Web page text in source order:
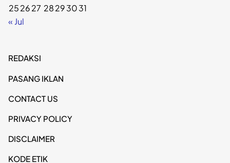
252627 28293031
« Jul
REDAKSI
PASANG IKLAN
CONTACT US
PRIVACY POLICY
DISCLAIMER
KODE ETIK